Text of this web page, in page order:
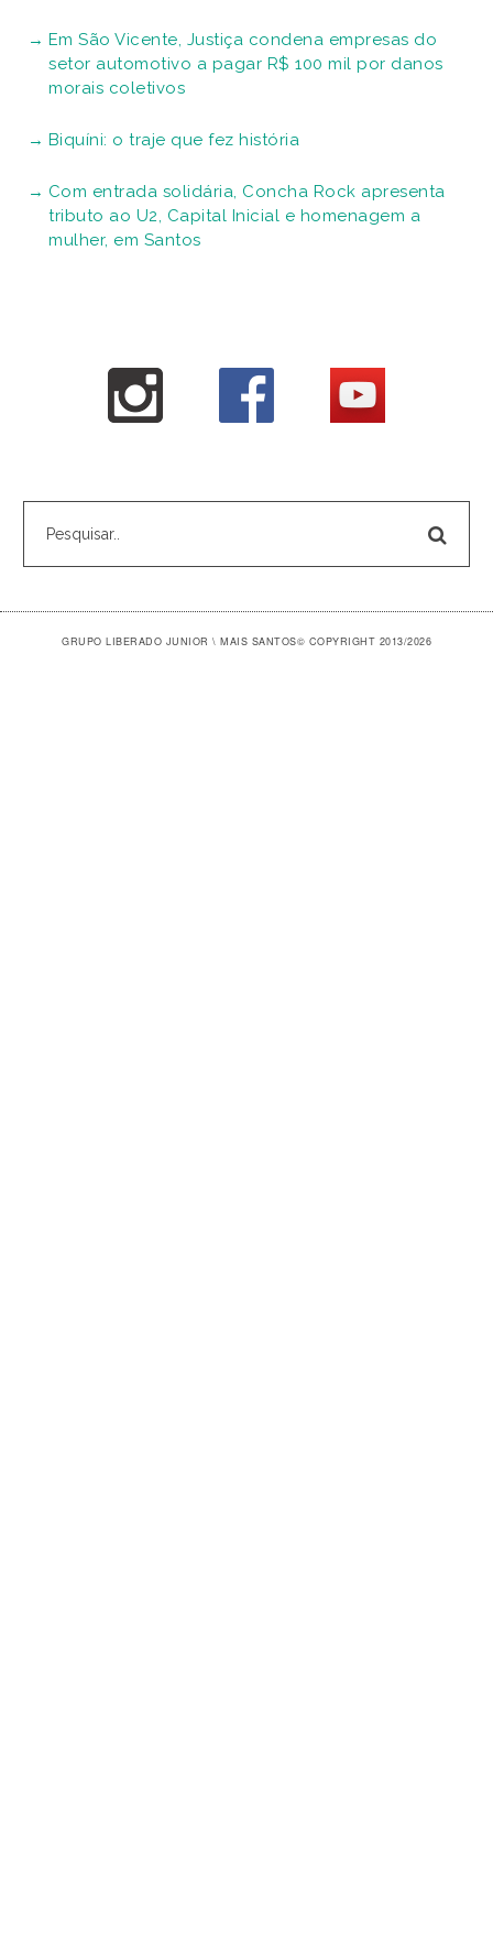
Em São Vicente, Justiça condena empresas do
setor automotivo a pagar R$ 100 mil por danos
morais coletivos
Biquíni: o traje que fez história
Com entrada solidária, Concha Rock apresenta
tributo ao U2, Capital Inicial e homenagem a
mulher, em Santos
GRUPO LIBERADO JUNIOR \ MAIS SANTOS© COPYRIGHT 2013/2026